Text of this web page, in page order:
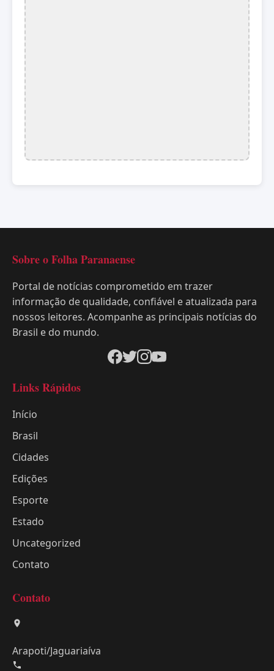
Sobre o Folha Paranaense
Portal de notícias comprometido em trazer
informação de qualidade, confiável e atualizada para
nossos leitores. Acompanhe as principais notícias do
Brasil e do mundo.
Links Rápidos
Início
Brasil
Cidades
Edições
Esporte
Estado
Uncategorized
Contato
Contato
Arapoti/Jaguariaíva